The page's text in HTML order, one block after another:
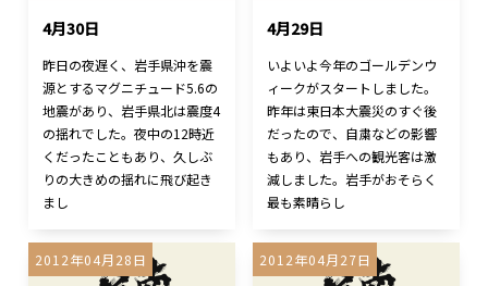
4月30日
昨日の夜遅く、岩手県沖を震
源とするマグニチュード5.6の
地震があり、岩手県北は震度4
の揺れでした。夜中の12時近
くだったこともあり、久しぶ
りの大きめの揺れに飛び起き
まし
4月29日
いよいよ今年のゴールデンウ
ィークがスタートしました。
昨年は東日本大震災のすぐ後
だったので、自粛などの影響
もあり、岩手への観光客は激
減しました。岩手がおそらく
最も素晴らし
2012年04月28日 2012年04月27日